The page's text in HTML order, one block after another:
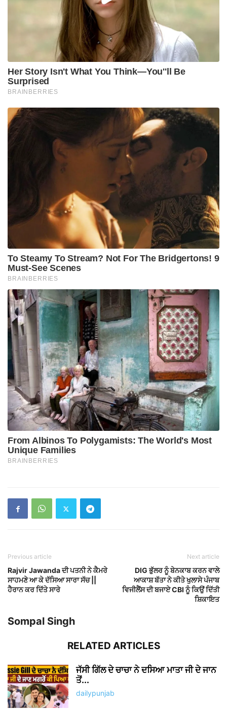
Previous article
Rajvir Jawanda ਦੀ ਪਤਨੀ ਨੇ ਕੈਮਰੇ
ਸਾਹਮਣੇ ਆ ਕੇ ਦੱਸਿਆ ਸਾਰਾ ਸੱਚ ||
ਹੈਰਾਨ ਕਰ ਦਿੱਤੇ ਸਾਰੇ
Next article
DIG ਭੁੱਲਰ ਨੂੰ ਬੇਨਕਾਬ ਕਰਨ ਵਾਲੇ
ਆਕਾਸ਼ ਬੱਤਾ ਨੇ ਕੀਤੇ ਖੁਲਾਸੇ ਪੰਜਾਬ
ਵਿਜੀਲੈਂਸ ਦੀ ਬਜਾਏ CBI ਨੂੰ ਕਿਉਂ ਦਿੱਤੀ
ਸ਼ਿਕਾਇਤ
Sompal Singh
RELATED ARTICLES
ਜੱਸੀ ਗਿੱਲ ਦੇ ਚਾਚਾ ਨੇ ਦਸਿਆ ਮਾਤਾ ਜੀ ਦੇ ਜਾਨ
ਤੋਂ...
dailypunjab